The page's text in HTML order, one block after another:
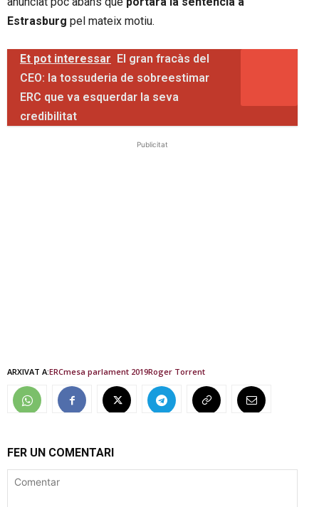
Estrasburg pel mateix motiu.
Et pot interessar El gran fracàs del
CEO: la tossuderia de sobreestimar
ERC que va esquerdar la seva
credibilitat
Publicitat
ARXIVAT A:ERCmesa parlament 2019Roger Torrent
FER UN COMENTARI